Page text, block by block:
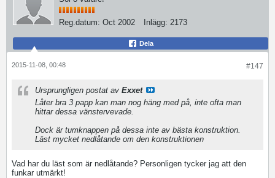
Reg.datum: Oct 2002 Inlägg: 2173
Dela
#147
2015-11-08, 00:48
Ursprungligen postat av Exxet
Låter bra 3 papp kan man nog häng med på, inte ofta man
hittar dessa vänstervevade.
Dock är tumknappen på dessa inte av bästa konstruktion.
Läst mycket nedlåtande om den konstruktionen
Vad har du läst som är nedlåtande? Personligen tycker jag att den
funkar utmärkt!